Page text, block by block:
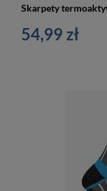
54,99 zł